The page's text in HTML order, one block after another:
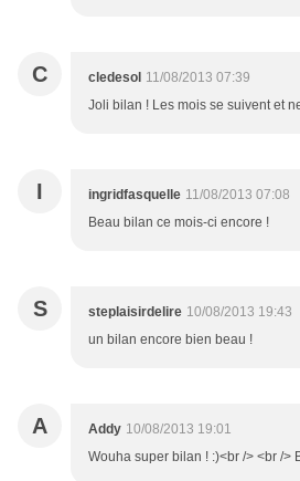
C cledesol 11/08/2013 07:39
Joli bilan ! Les mois se suivent et
I ingridfasquelle 11/08/2013 07:08
Beau bilan ce mois-ci encore !
S steplaisirdelire 10/08/2013 19:43
un bilan encore bien beau !
A Addy 10/08/2013 19:01
Wouha super bilan ! :)<br /> <br />